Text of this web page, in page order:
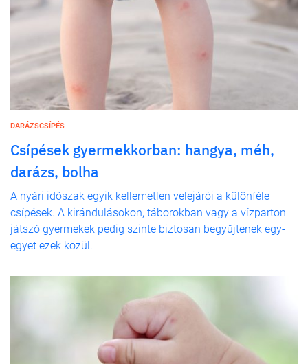
DARÁZSCSÍPÉS
Csípések gyermekkorban: hangya, méh,
darázs, bolha
A nyári időszak egyik kellemetlen velejárói a különféle
csípések. A kirándulásokon, táborokban vagy a vízparton
játszó gyermekek pedig szinte biztosan begyűjtenek egy-
egyet ezek közül.